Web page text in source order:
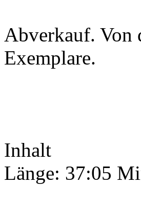
Abverkauf. Von
Exemplare.
Inhalt
Länge: 37:05